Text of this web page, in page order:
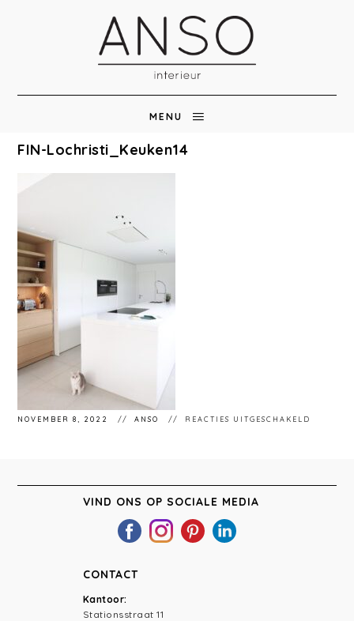
MENU
FIN-Lochristi_Keuken14
NOVEMBER 8, 2022 ANSO REACTIES UITGESCHAKELD
VIND ONS OP SOCIALE MEDIA
CONTACT
Kantoor:
Stationsstraat 11